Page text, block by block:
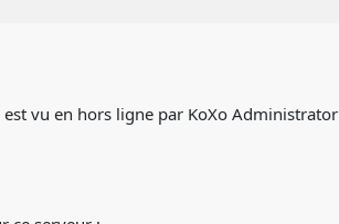
vu en hors ligne par KoXo Administrator